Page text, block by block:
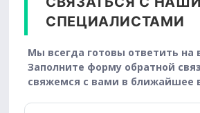
СПЕЦИАЛИСТАМИ
Мы всегда готовы ответить на
Заполните форму обратной
свяжемся с вами в ближайшее